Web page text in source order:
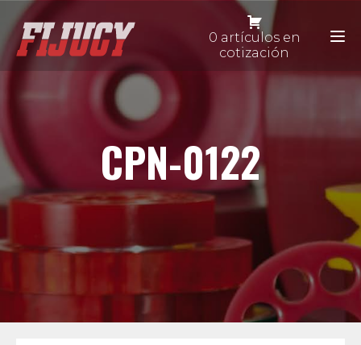
0 artículos en
cotización
CPN-0122